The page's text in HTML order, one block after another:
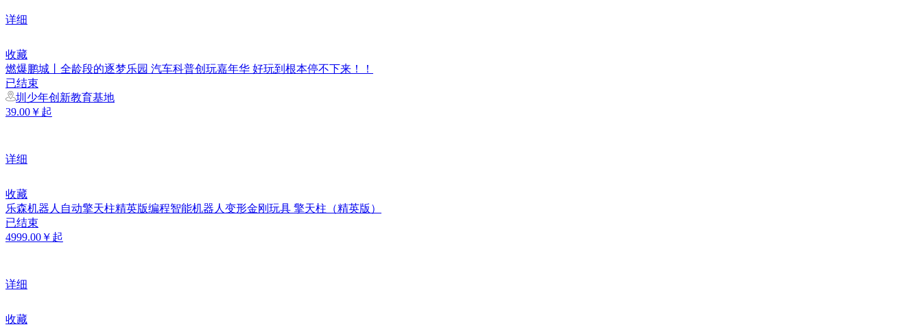
详细
收藏
燃爆鹏城丨全龄段的逐梦乐园 汽车科普创玩嘉年华 好玩到根本停不下来！！
已结束
圳少年创新教育基地
39.00￥起
详细
收藏
乐森机器人自动擎天柱精英版编程智能机器人变形金刚玩具 擎天柱（精英版）
已结束
4999.00￥起
详细
收藏